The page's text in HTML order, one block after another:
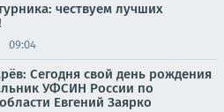
чествуем лучших
09:04
Сегодня свой день рождения
УФСИН России по
Евгений Заярко